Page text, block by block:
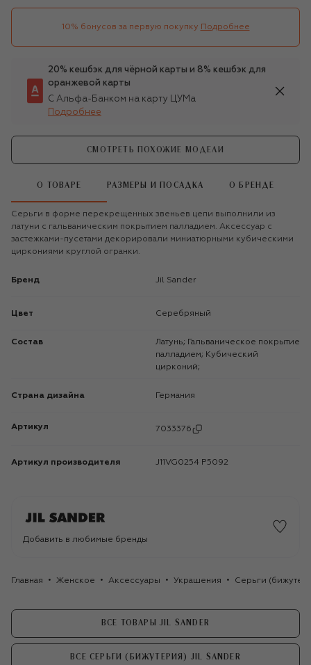
10% бонусов за первую покупку Подробнее
20% кешбэк для чёрной карты и 8% кешбэк для
оранжевой карты
С Альфа-Банком на карту ЦУМа
Подробнее
СМОТРЕТЬ ПОХОЖИЕ МОДЕЛИ
О ТОВАРЕ РАЗМЕРЫ И ПОСАДКА О БРЕНДЕ
Серьги в форме перекрещенных звеньев цепи выполнили из
латуни с гальваническим покрытием палладием. Аксессуар с
застежками-пусетами декорировали миниатюрными кубическими
циркониями круглой огранки.
Бренд Jil Sander
Цвет Серебряный
Состав
Латунь; Гальваническое покрытие
палладием; Кубический
цирконий;
Страна дизайна Германия
Артикул 7033376
Артикул производителя J11VG0254 P5092
Добавить в любимые бренды
Главная Женское Аксессуары Украшения Серьги
ВСЕ ТОВАРЫ JIL SANDER
ВСЕ СЕРЬГИ (БИЖУТЕРИЯ) JIL SANDER